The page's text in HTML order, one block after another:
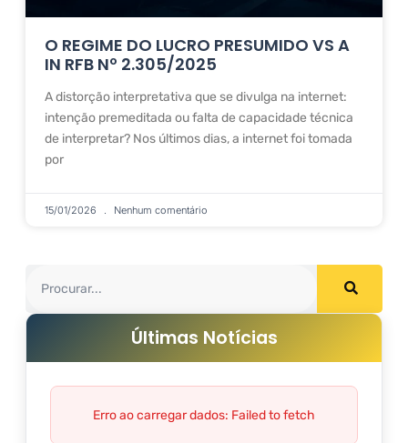
O REGIME DO LUCRO PRESUMIDO VS A
IN RFB Nº 2.305/2025
A distorção interpretativa que se divulga na internet:
intenção premeditada ou falta de capacidade técnica
de interpretar? Nos últimos dias, a internet foi tomada
por
15/01/2026 Nenhum comentário
Últimas Notícias
Erro ao carregar dados: Failed to fetch